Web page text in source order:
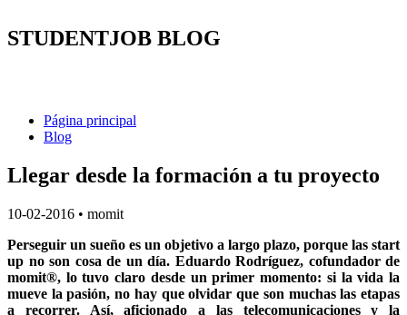
STUDENTJOB BLOG
Página principal
Blog
Llegar desde la formación a tu proyecto
10-02-2016 • momit
Perseguir un sueño es un objetivo a largo plazo, porque las start
up no son cosa de un día. Eduardo Rodríguez, cofundador de
momit®, lo tuvo claro desde un primer momento: si la vida la
mueve la pasión, no hay que olvidar que son muchas las etapas
a recorrer. Así, aficionado a las telecomunicaciones y la